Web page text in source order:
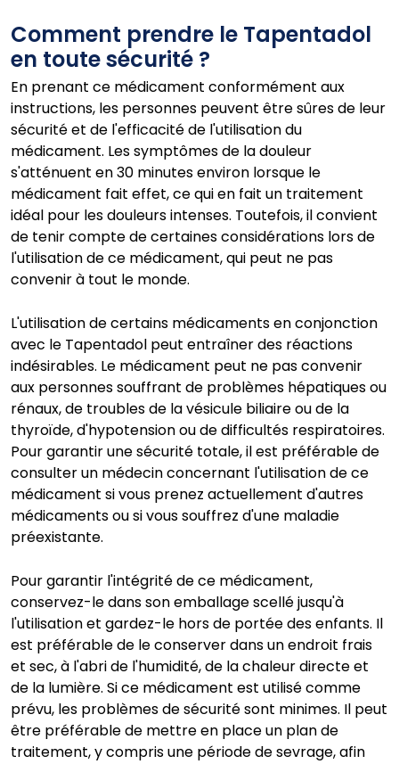
Comment prendre le Tapentadol
en toute sécurité ?
En prenant ce médicament conformément aux
instructions, les personnes peuvent être sûres de leur
sécurité et de l'efficacité de l'utilisation du
médicament. Les symptômes de la douleur
s'atténuent en 30 minutes environ lorsque le
médicament fait effet, ce qui en fait un traitement
idéal pour les douleurs intenses. Toutefois, il convient
de tenir compte de certaines considérations lors de
l'utilisation de ce médicament, qui peut ne pas
convenir à tout le monde.
L'utilisation de certains médicaments en conjonction
avec le Tapentadol peut entraîner des réactions
indésirables. Le médicament peut ne pas convenir
aux personnes souffrant de problèmes hépatiques ou
rénaux, de troubles de la vésicule biliaire ou de la
thyroïde, d'hypotension ou de difficultés respiratoires.
Pour garantir une sécurité totale, il est préférable de
consulter un médecin concernant l'utilisation de ce
médicament si vous prenez actuellement d'autres
médicaments ou si vous souffrez d'une maladie
préexistante.
Pour garantir l'intégrité de ce médicament,
conservez-le dans son emballage scellé jusqu'à
l'utilisation et gardez-le hors de portée des enfants. Il
est préférable de le conserver dans un endroit frais
et sec, à l'abri de l'humidité, de la chaleur directe et
de la lumière. Si ce médicament est utilisé comme
prévu, les problèmes de sécurité sont minimes. Il peut
être préférable de mettre en place un plan de
traitement, y compris une période de sevrage, afin